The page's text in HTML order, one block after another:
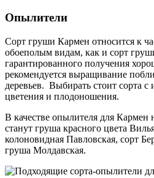
Опылители
Сорт груши Кармен относится к
обоеполым видам, как и сорт
гарантированного получения
рекомендуется выращивание
деревьев. Выбирать стоит сорта
цветения и плодоношения.
В качестве опылителя для
станут груша красного цвета
колоновидная Павловская, сорт
груша Молдавская.